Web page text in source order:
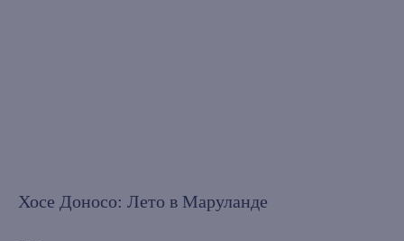
Хосе Доносо: Лето в Маруланде